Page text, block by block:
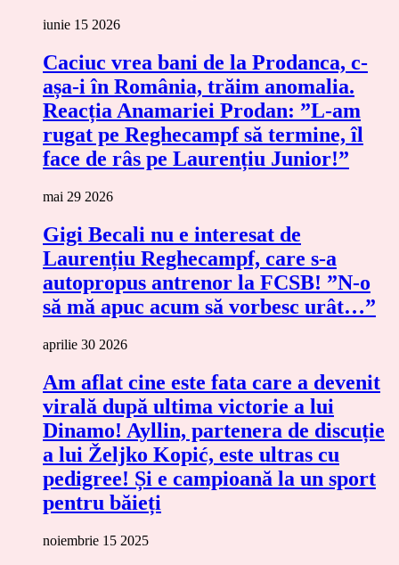
iunie 15 2026
Caciuc vrea bani de la Prodanca, c-
așa-i în România, trăim anomalia.
Reacția Anamariei Prodan: ”L-am
rugat pe Reghecampf să termine, îl
face de râs pe Laurențiu Junior!”
mai 29 2026
Gigi Becali nu e interesat de
Laurențiu Reghecampf, care s-a
autopropus antrenor la FCSB! ”N-o
să mă apuc acum să vorbesc urât…”
aprilie 30 2026
Am aflat cine este fata care a devenit
virală după ultima victorie a lui
Dinamo! Ayllin, partenera de discuție
a lui Željko Kopić, este ultras cu
pedigree! Și e campioană la un sport
pentru băieți
noiembrie 15 2025